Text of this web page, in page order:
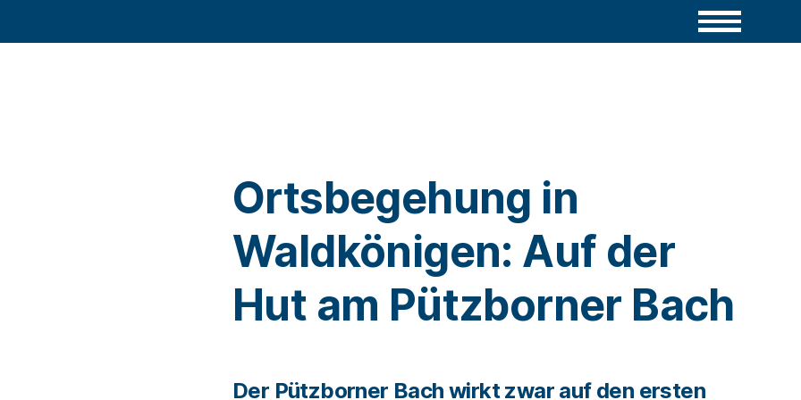
Ortsbegehung in
Waldkönigen: Auf der
Hut am Pützborner Bach
Der Pützborner Bach wirkt zwar auf den ersten